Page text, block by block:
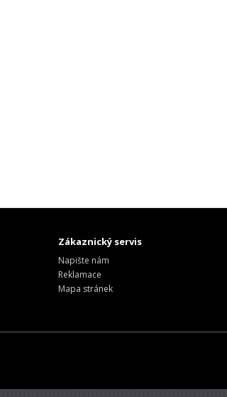
Zákaznický servis
Napište nám
Reklamace
Mapa stránek